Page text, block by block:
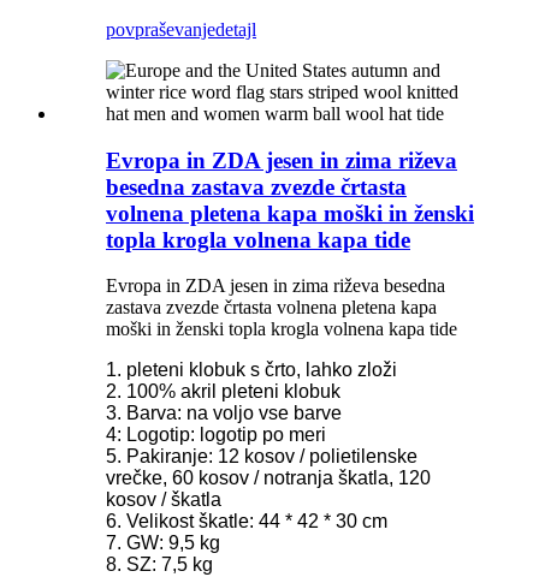
povpraševanjedetajl
Evropa in ZDA jesen in zima riževa
besedna zastava zvezde črtasta
volnena pletena kapa moški in ženski
topla krogla volnena kapa tide
Evropa in ZDA jesen in zima riževa besedna
zastava zvezde črtasta volnena pletena kapa
moški in ženski topla krogla volnena kapa tide
1. pleteni klobuk s črto, lahko zloži
2. 100% akril pleteni klobuk
3. Barva: na voljo vse barve
4: Logotip: logotip po meri
5. Pakiranje: 12 kosov / polietilenske
vrečke, 60 kosov / notranja škatla, 120
kosov / škatla
6. Velikost škatle: 44 * 42 * 30 cm
7. GW: 9,5 kg
8. SZ: 7,5 kg